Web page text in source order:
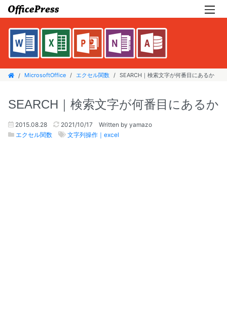
MicrosoftOffice エクセル関数 SEARCH｜検索文字が何番目にあるか
SEARCH｜検索文字が何番目にあるか
2015.08.28 2021/10/17
Written by yamazo
エクセル関数
文字列操作｜excel